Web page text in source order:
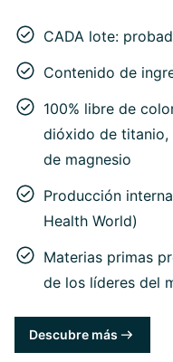
CADA lote:
Contenido de
100% libre de
dióxido de titanio,
de magnesio
Producción
Health World)
Materias primas
de los líderes del
Descubre más